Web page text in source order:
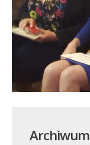
Archiwum